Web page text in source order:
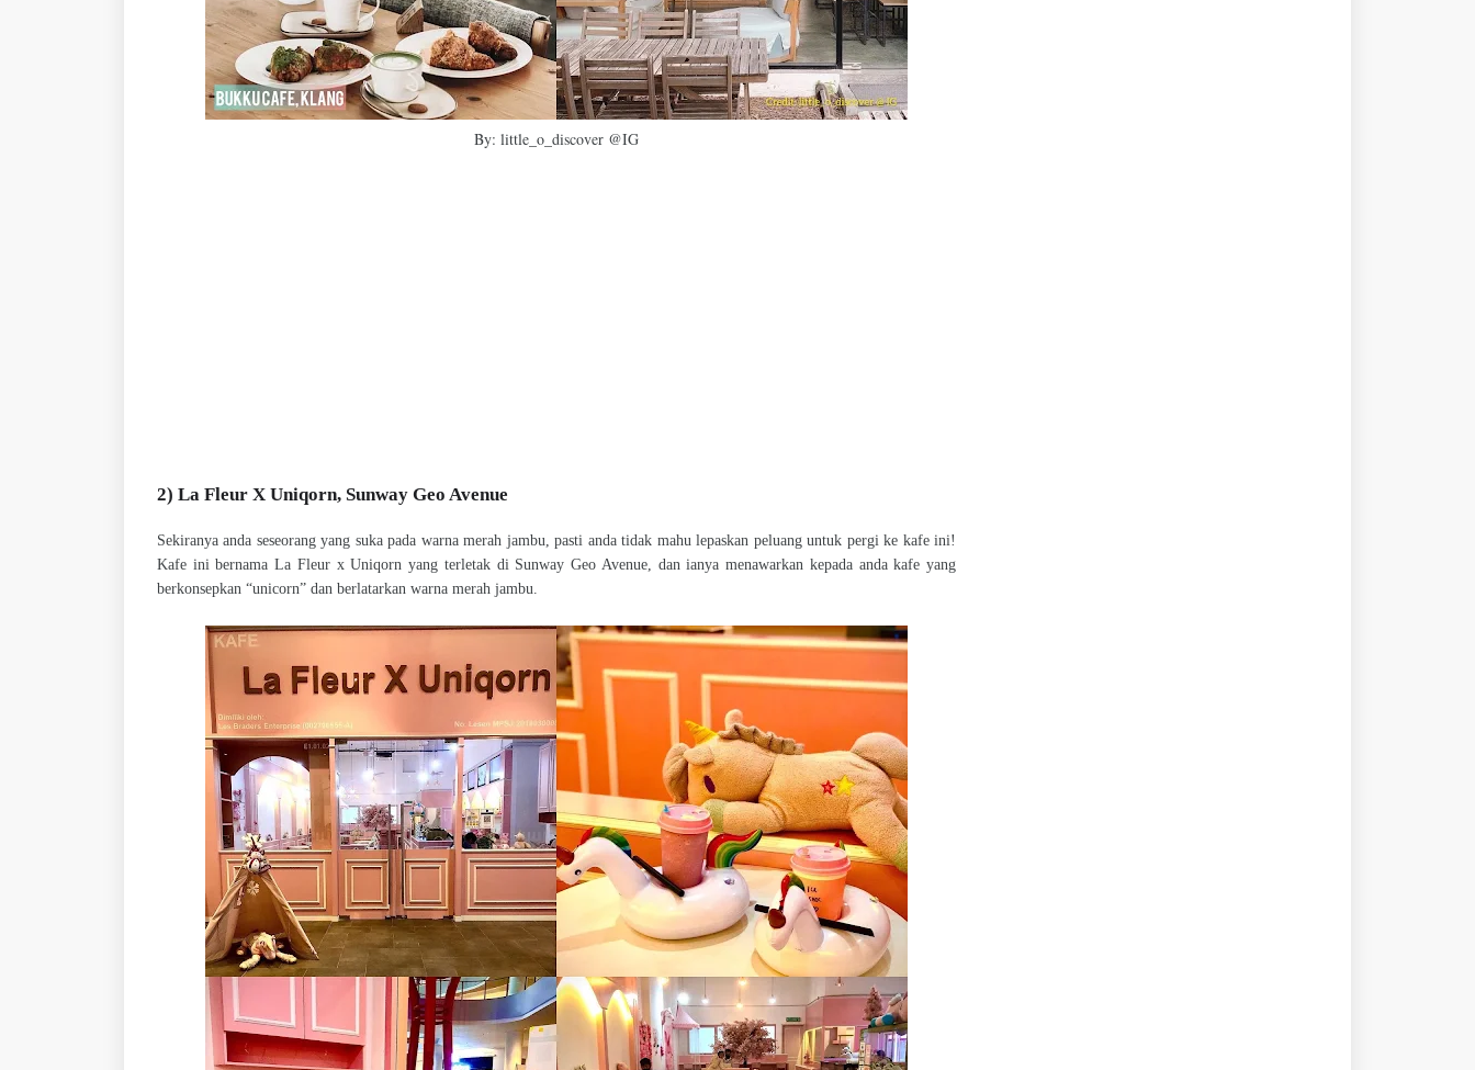
By: little_o_discover @IG
2) La Fleur X Uniqorn, Sunway Geo Avenue
Sekiranya anda seseorang yang suka pada warna merah jambu, pasti anda tidak mahu lepaskan peluang untuk pergi ke kafe ini!
Kafe ini bernama La Fleur x Uniqorn yang terletak di Sunway Geo Avenue, dan ianya menawarkan kepada anda kafe yang
berkonsepkan “unicorn” dan berlatarkan warna merah jambu.